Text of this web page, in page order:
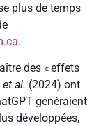
plus de temps
.
des « effets
et al. (2024) ont
généraient
développées,